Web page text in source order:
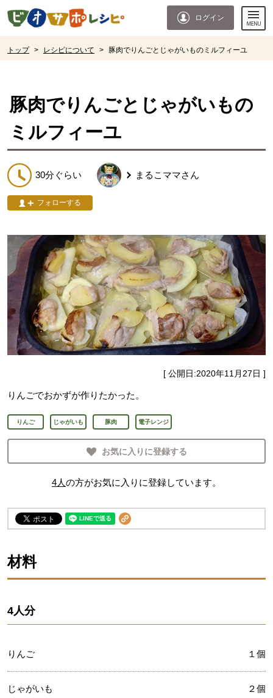
ページの先頭です。
ログイン
トップ > レシピについて > 豚肉でりんごとじゃがいものミルフィーユ
豚肉でりんごとじゃがいもの
ミルフィーユ
30分ぐらい まるこママさん
フォローする
[ 公開日:2020年11月27日 ]
りんごでおかずが作りたかった。
りんご じゃがいも 豚肉 電子レンジ
お気に入りに登録する
4人の方がお気に入りに登録しています。
材料
4人分
りんご １個
じゃがいも ２個